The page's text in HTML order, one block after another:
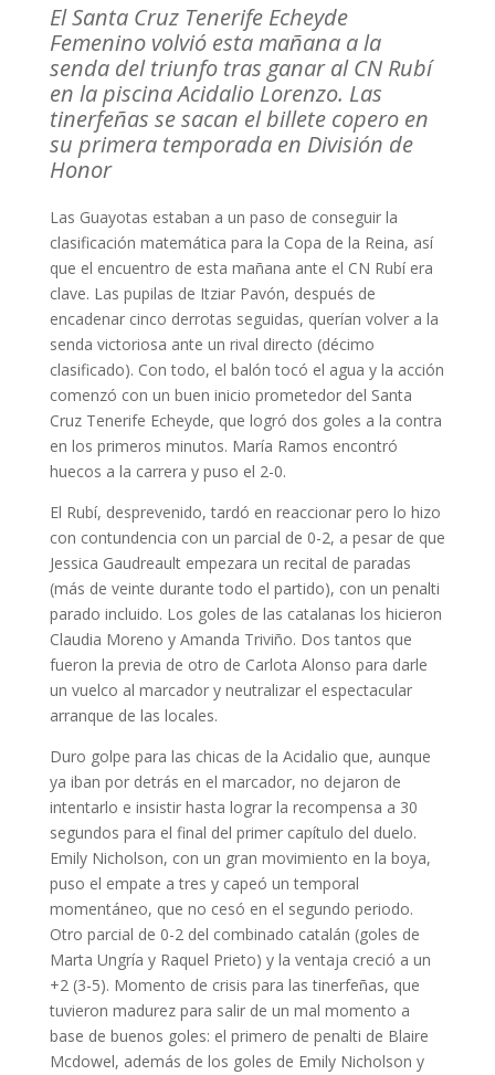
El Santa Cruz Tenerife Echeyde
Femenino volvió esta mañana a la
senda del triunfo tras ganar al CN Rubí
en la piscina Acidalio Lorenzo. Las
tinerfeñas se sacan el billete copero en
su primera temporada en División de
Honor
Las Guayotas estaban a un paso de conseguir la
clasificación matemática para la Copa de la Reina, así
que el encuentro de esta mañana ante el CN Rubí era
clave. Las pupilas de Itziar Pavón, después de
encadenar cinco derrotas seguidas, querían volver a la
senda victoriosa ante un rival directo (décimo
clasificado). Con todo, el balón tocó el agua y la acción
comenzó con un buen inicio prometedor del Santa
Cruz Tenerife Echeyde, que logró dos goles a la contra
en los primeros minutos. María Ramos encontró
huecos a la carrera y puso el 2-0.
El Rubí, desprevenido, tardó en reaccionar pero lo hizo
con contundencia con un parcial de 0-2, a pesar de que
Jessica Gaudreault empezara un recital de paradas
(más de veinte durante todo el partido), con un penalti
parado incluido. Los goles de las catalanas los hicieron
Claudia Moreno y Amanda Triviño. Dos tantos que
fueron la previa de otro de Carlota Alonso para darle
un vuelco al marcador y neutralizar el espectacular
arranque de las locales.
Duro golpe para las chicas de la Acidalio que, aunque
ya iban por detrás en el marcador, no dejaron de
intentarlo e insistir hasta lograr la recompensa a 30
segundos para el final del primer capítulo del duelo.
Emily Nicholson, con un gran movimiento en la boya,
puso el empate a tres y capeó un temporal
momentáneo, que no cesó en el segundo periodo.
Otro parcial de 0-2 del combinado catalán (goles de
Marta Ungría y Raquel Prieto) y la ventaja creció a un
+2 (3-5). Momento de crisis para las tinerfeñas, que
tuvieron madurez para salir de un mal momento a
base de buenos goles: el primero de penalti de Blaire
Mcdowel, además de los goles de Emily Nicholson y